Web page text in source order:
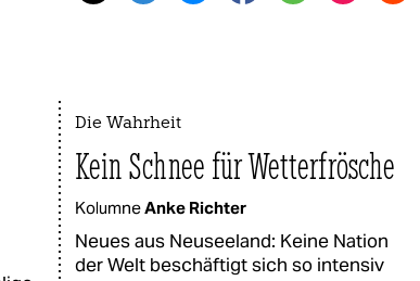
Die Wahrheit
Kein Schnee für Wetterfrösche
KolumneAnke Richter
Neues aus Neuseeland: Keine Nation
der Welt beschäftigt sich so intensiv